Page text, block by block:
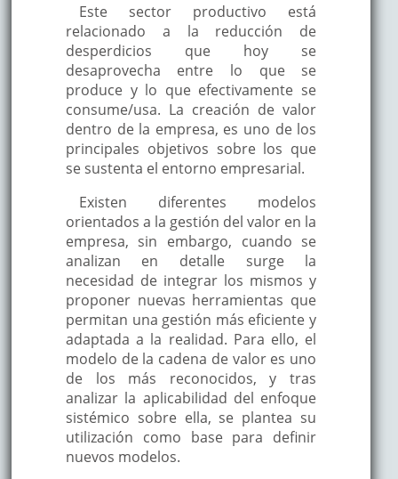
Este sector productivo está
relacionado a la reducción de
desperdicios que hoy se
desaprovecha entre lo que se
produce y lo que efectivamente se
consume/usa. La creación de valor
dentro de la empresa, es uno de los
principales objetivos sobre los que
se sustenta el entorno empresarial.
Existen diferentes modelos
orientados a la gestión del valor en la
empresa, sin embargo, cuando se
analizan en detalle surge la
necesidad de integrar los mismos y
proponer nuevas herramientas que
permitan una gestión más eficiente y
adaptada a la realidad. Para ello, el
modelo de la cadena de valor es uno
de los más reconocidos, y tras
analizar la aplicabilidad del enfoque
sistémico sobre ella, se plantea su
utilización como base para definir
nuevos modelos.